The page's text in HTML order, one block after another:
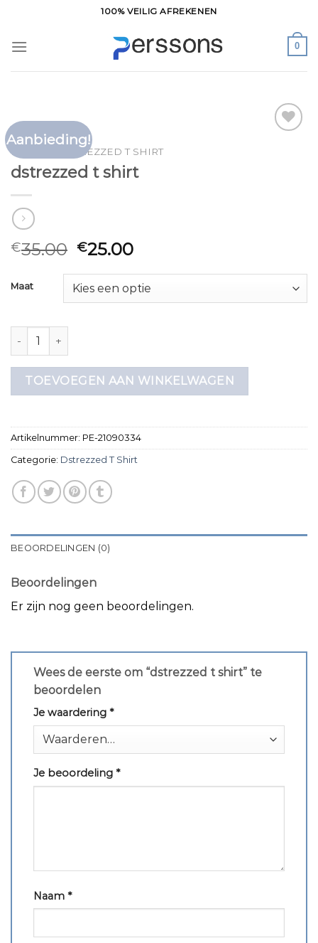
inhoud
100% VEILIG AFREKENEN
0
Aanbieding!
HOME DSTREZZED T SHIRT
dstrezzed t shirt
€35.00 €25.00
Maat
dstrezzed t shirt aantal
TOEVOEGEN AAN WINKELWAGEN
Artikelnummer: PE-21090334
Categorie: Dstrezzed T Shirt
BEOORDELINGEN (0)
Beoordelingen
Er zijn nog geen beoordelingen.
Wees de eerste om “dstrezzed t shirt” te
beoordelen
Je waardering *
Je beoordeling *
Naam *